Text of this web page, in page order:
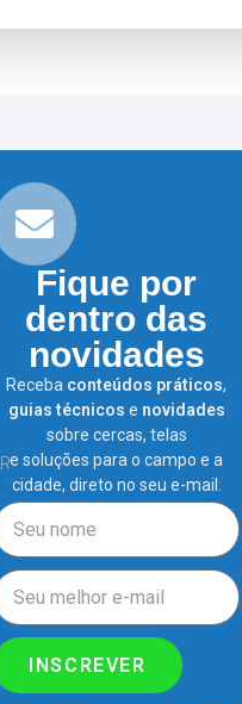
Fique por
dentro das
novidades
Receba conteúdos práticos,
guias técnicos e novidades
sobre cercas, telas
e soluções para o campo e a
cidade, direto no seu e-mail.
INSCREVER